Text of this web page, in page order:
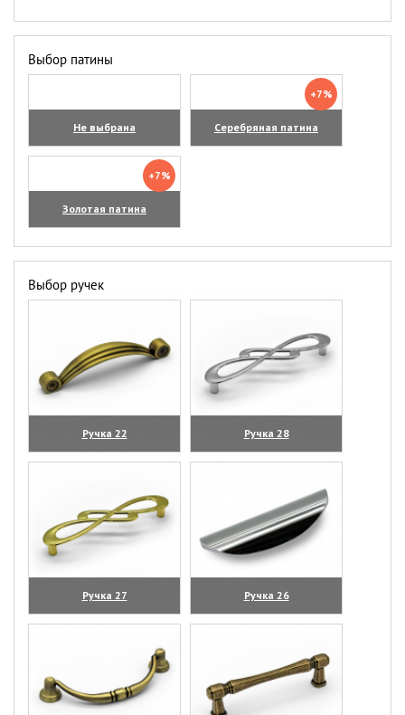
Выбор патины
Не выбрана Серебряная патина
+7%
Золотая патина
+7%
Выбор ручек
Ручка 22
(увеличить)
Ручка 28
(увеличить)
Ручка 27
(увеличить)
Ручка 26
(увеличить)